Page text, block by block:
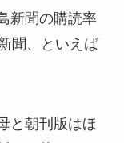
新聞の購読率
聞、といえば
と朝刊版はほ